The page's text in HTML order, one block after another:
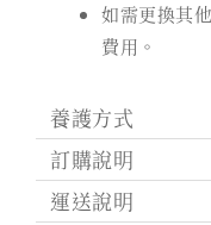
如需更換其
費用。
養護方式
訂購說明
運送說明